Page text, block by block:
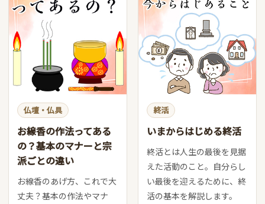
仏壇・仏具
お線香の作法ってある
の？基本のマナーと宗
派ごとの違い
お線香のあげ方、これで大
丈夫？基本の作法やマナ
終活
いまからはじめる終活
終活とは人生の最後を見据
えた活動のこと。自分らし
い最後を迎えるために、終
活の基本を解説します。